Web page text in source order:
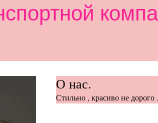
О нас.
Стильно , красиво не дорого